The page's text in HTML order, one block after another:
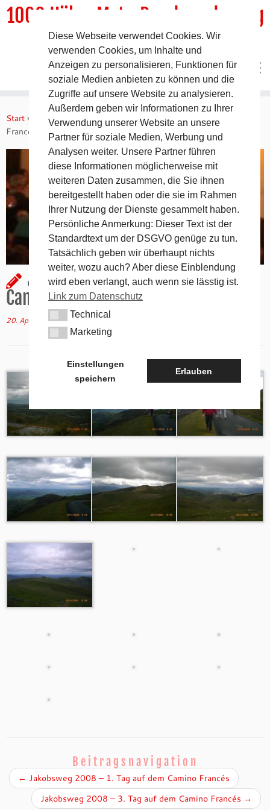
Inhalt
springen
1000 HöhenMeterRundwanderweg
DER Rundwanderweg um Pommelsbrunn
Start » Allgemein » Jakobsweg 2008 – 2. Tag auf dem Camino
Francés
Jakobsweg 2008 – 2. Tag auf dem
Camino Francés
20. April 2008in Allgemeinvon
Beitragsnavigation
← Jakobsweg 2008 – 1. Tag auf dem Camino Francés
Jakobsweg 2008 – 3. Tag auf dem Camino Francés →
Diese Webseite verwendet Cookies. Wir
verwenden Cookies, um Inhalte und
Anzeigen zu personalisieren, Funktionen für
soziale Medien anbieten zu können und die
Zugriffe auf unsere Website zu analysieren.
Außerdem geben wir Informationen zu Ihrer
Verwendung unserer Website an unsere
Partner für soziale Medien, Werbung und
Analysen weiter. Unsere Partner führen
diese Informationen möglicherweise mit
weiteren Daten zusammen, die Sie ihnen
bereitgestellt haben oder die sie im Rahmen
Ihrer Nutzung der Dienste gesammelt haben.
Persönliche Anmerkung: Dieser Text ist der
Standardtext um der DSGVO genüge zu tun.
Tatsächlich geben wir überhaupt nichts
weiter, wozu auch? Aber diese Einblendung
wird eben verlangt, auch wenn sie lässtig ist.
Link zum Datenschutz
TechnicalTechnical
MarketingMarketing
Einstellungen
speichern
Erlauben